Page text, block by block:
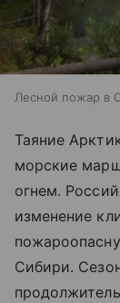
Лесной пожар в
Таяние
морские
огнем.
изменение
Сибири.